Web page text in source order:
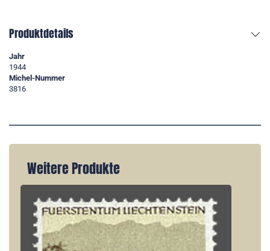
Produktdetails
Jahr
1944
Michel-Nummer
3816
Weitere Produkte